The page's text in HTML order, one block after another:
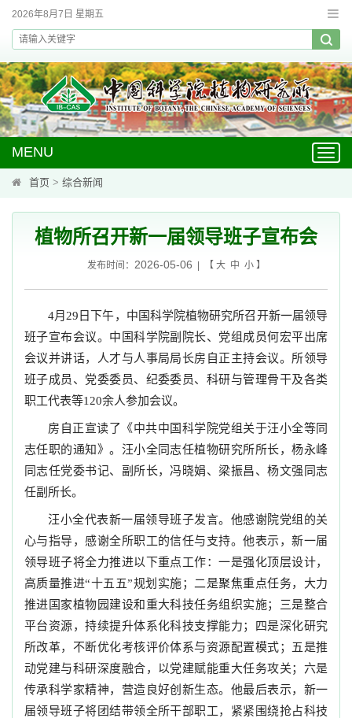
2026年8月7日 星期五
MENU
首页 > 综合新闻
植物所召开新一届领导班子宣布会
发布时间： 2026-05-06 | 【 大 中 小】
4月29日下午，中国科学院植物研究所召开新一届领导
班子宣布会议。中国科学院副院长、党组成员何宏平出席
会议并讲话，人才与人事局局长房自正主持会议。所领导
班子成员、党委委员、纪委委员、科研与管理骨干及各类
职工代表等120余人参加会议。
房自正宣读了《中共中国科学院党组关于汪小全等同
志任职的通知》。汪小全同志任植物研究所所长，杨永峰
同志任党委书记、副所长，冯晓娟、梁振昌、杨文强同志
任副所长。
汪小全代表新一届领导班子发言。他感谢院党组的关
心与指导，感谢全所职工的信任与支持。他表示，新一届
领导班子将全力推进以下重点工作：一是强化顶层设计，
高质量推进“十五五”规划实施；二是聚焦重点任务，大力
推进国家植物园建设和重大科技任务组织实施；三是整合
平台资源，持续提升体系化科技支撑能力；四是深化研究
所改革，不断优化考核评价体系与资源配置模式；五是推
动党建与科研深度融合，以党建赋能重大任务攻关；六是
传承科学家精神，营造良好创新生态。他最后表示，新一
届领导班子将团结带领全所干部职工，紧紧围绕抢占科技